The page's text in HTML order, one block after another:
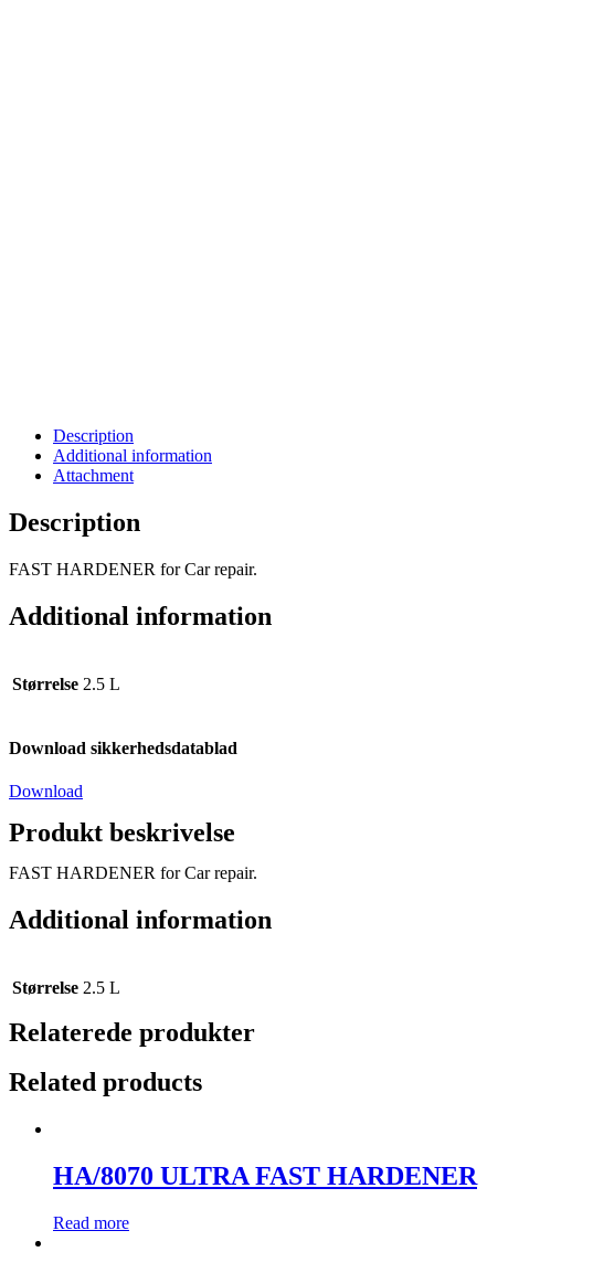
Description
Additional information
Attachment
Description
FAST HARDENER for Car repair.
Additional information
Størrelse 2.5 L
Download sikkerhedsdatablad
Download
Produkt beskrivelse
FAST HARDENER for Car repair.
Additional information
Størrelse 2.5 L
Relaterede produkter
Related products
HA/8070 ULTRA FAST HARDENER
Read more